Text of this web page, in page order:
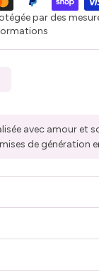
par des
avec amour et
de génération